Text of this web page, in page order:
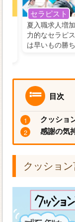
セラピスト
夏入職求人増
力的なセラピ
は早いもの勝
目次
クッショ
感謝の気
クッショ